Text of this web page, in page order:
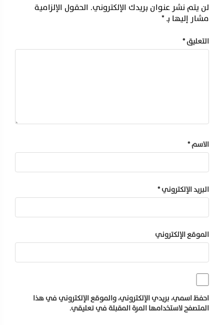
لن يتم نشر عنوان بريدك الإلكتروني. الحقول الإلزامية
مشار إليها بـ*
التعليق*
الاسم*
البريد الإلكتروني*
الموقع الإلكتروني
احفظ اسمي، بريدي الإلكتروني، والموقع الإلكتروني في هذا
المتصفح لاستخدامها المرة المقبلة في تعليقي.